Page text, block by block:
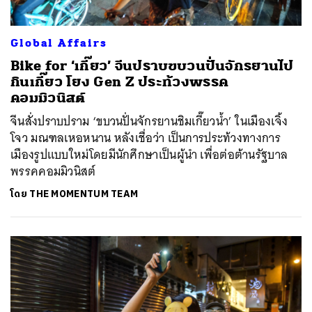
Global Affairs
Bike for ‘เกี๊ยว’ จีนปราบขบวนปั่นจักรยานไป
กินเกี๊ยว โยง Gen Z ประท้วงพรรค
คอมมิวนิสต์
จีนสั่งปราบปราม ‘ขบวนปั่นจักรยานชิมเกี๊ยวน้ำ’ ในเมืองเจิ้ง
โจว มณฑลเหอหนาน หลังเชื่อว่า เป็นการประท้วงทางการ
เมืองรูปแบบใหม่โดยมีนักศึกษาเป็นผู้นำ เพื่อต่อต้านรัฐบาล
พรรคคอมมิวนิสต์
โดย THE MOMENTUM TEAM